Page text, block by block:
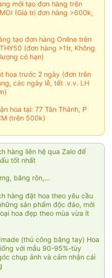
mới tạo đơn hàng trên
(Giá trị đơn hàng >600k,
tạo đơn hàng Online trên
(đơn hàng >1tr, Không
có hạn)
hoa trước 2 ngày (đơn trên
các ngày lễ, tết .v.v. LH
hoa tại: 77 Tân Thành, P
(trên 500k)
hàng liên hệ qua Zalo để
tốt nhất
băng rôn,...
hàng đặt hoa theo yêu cầu
sản phẩm độc đáo, mới
hoa đẹp theo mùa vừa ít
(thủ công bằng tay) Hoa
với mẫu 90-95%-tùy
chụp ảnh và cảm nhận cái